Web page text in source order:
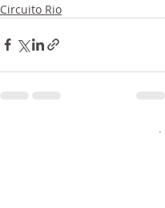
Circuito Rio
Ver tudo